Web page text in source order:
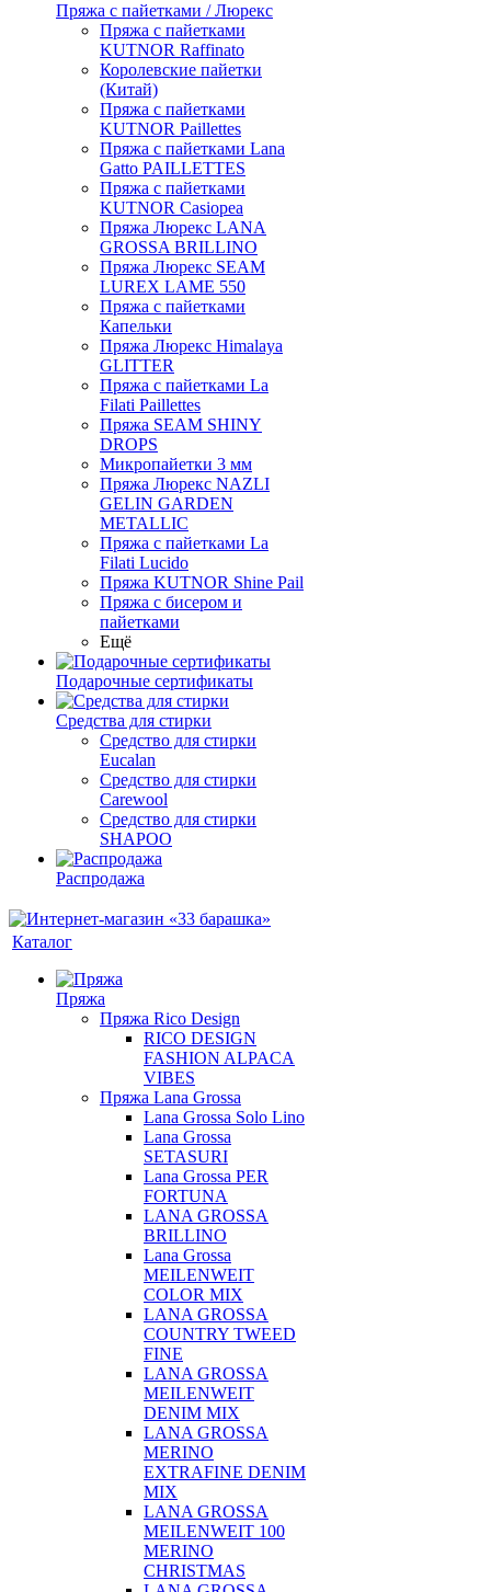
Пряжа с пайетками / Люрекс
Пряжа с пайетками
KUTNOR Raffinato
Королевские пайетки
(Китай)
Пряжа с пайетками
KUTNOR Paillettes
Пряжа с пайетками Lana
Gatto PAILLETTES
Пряжа с пайетками
KUTNOR Casiopea
Пряжа Люрекс LANA
GROSSA BRILLINO
Пряжа Люрекс SEAM
LUREX LAME 550
Пряжа с пайетками
Капельки
Пряжа Люрекс Himalaya
GLITTER
Пряжа с пайетками La
Filati Paillettes
Пряжа SEAM SHINY
DROPS
Микропайетки 3 мм
Пряжа Люрекс NAZLI
GELIN GARDEN
METALLIC
Пряжа с пайетками La
Filati Lucido
Пряжа KUTNOR Shine Pail
Пряжа с бисером и
пайетками
Ещё
Подарочные сертификаты
Средства для стирки
Средство для стирки
Eucalan
Средство для стирки
Carewool
Средство для стирки
SHAPOO
Распродажа
Каталог
Пряжа
Пряжа Rico Design
RICO DESIGN
FASHION ALPACA
VIBES
Пряжа Lana Grossa
Lana Grossa Solo Lino
Lana Grossa
SETASURI
Lana Grossa PER
FORTUNA
LANA GROSSA
BRILLINO
Lana Grossa
MEILENWEIT
COLOR MIX
LANA GROSSA
COUNTRY TWEED
FINE
LANA GROSSA
MEILENWEIT
DENIM MIX
LANA GROSSA
MERINO
EXTRAFINE DENIM
MIX
LANA GROSSA
MEILENWEIT 100
MERINO
CHRISTMAS